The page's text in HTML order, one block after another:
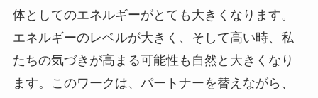
体としてのエネルギーがとても大きくなります。
エネルギーのレベルが大きく、そして高い時、私
たちの気づきが高まる可能性も自然と大きくなり
ます。このワークは、パートナーを替えながら、